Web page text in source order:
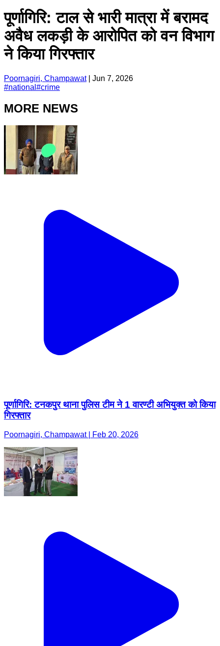
पूर्णागिरि: टाल से भारी मात्रा में बरामद
अवैध लकड़ी के आरोपित को वन विभाग
ने किया गिरफ्तार
Poornagiri, Champawat| Jun 7, 2026
#national #crime
MORE NEWS
पूर्णागिरि: टनकपुर थाना पुलिस टीम ने 1 वारण्टी अभियुक्त को किया
गिरफ्तार
Poornagiri, Champawat | Feb 20, 2026